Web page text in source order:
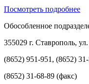
Посмотреть подробнее
Обособленное
355029 г. Ставрополь,
(8652) 951-951, (8652)
(8652) 31-68-89 (факс)